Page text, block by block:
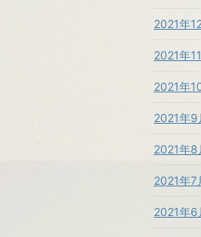
2021年
2021年
2021年
2021年9
2021年8
2021年7
2021年6